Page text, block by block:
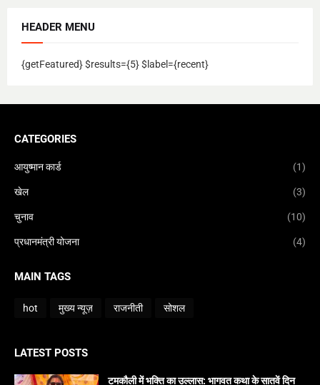
HEADER MENU
{getFeatured} $results={5} $label={recent}
CATEGORIES
आयुष्मान कार्ड (1)
खेल (3)
चुनाव (10)
प्रधानमंत्री योजना (4)
MAIN TAGS
hot मुख्य न्यूज़ राजनीती सोशल
LATEST POSTS
टमकौली में भक्ति का उल्लास: भागवत कथा के सातवें दिन